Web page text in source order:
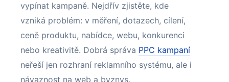
vypínat kampaně. Nejdřív zjistěte, kde
vzniká problém: v měření, dotazech, cílení,
ceně produktu, nabídce, webu, konkurenci
nebo kreativitě. Dobrá správa PPC kampaní
neřeší jen rozhraní reklamního systému, ale i
návaznost na web a byznys.